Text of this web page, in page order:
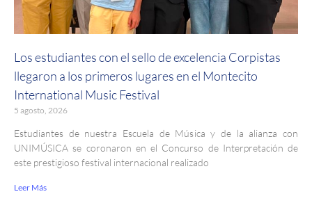
Los estudiantes con el sello de excelencia Corpistas
llegaron a los primeros lugares en el Montecito
International Music Festival
5 agosto, 2026
Estudiantes de nuestra Escuela de Música y de la alianza con
UNIMÚSICA se coronaron en el Concurso de Interpretación de
este prestigioso festival internacional realizado
Leer Más